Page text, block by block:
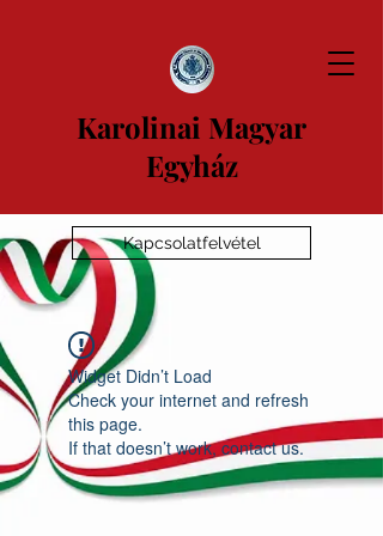
Karolinai Magyar
Egyház
Kapcsolatfelvétel
Widget Didn’t Load
Check your internet and refresh
this page.
If that doesn’t work, contact us.